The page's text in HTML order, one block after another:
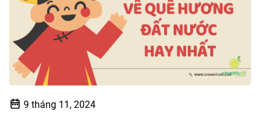
9 tháng 11, 2024